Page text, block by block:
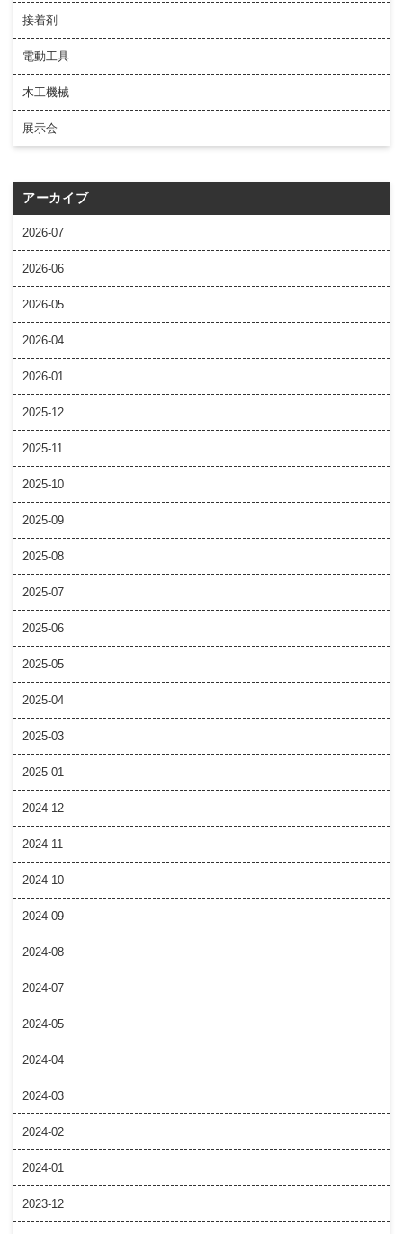
接着剤
電動工具
木工機械
展示会
アーカイブ
2026-07
2026-06
2026-05
2026-04
2026-01
2025-12
2025-11
2025-10
2025-09
2025-08
2025-07
2025-06
2025-05
2025-04
2025-03
2025-01
2024-12
2024-11
2024-10
2024-09
2024-08
2024-07
2024-05
2024-04
2024-03
2024-02
2024-01
2023-12